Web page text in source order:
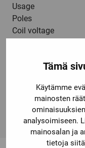
Tämä
Käytämme
mainosten
analysoimiseen.
mainosalan ja
tietoja
Usage
Poles
Coil voltage
Contact material
Features
Terminal